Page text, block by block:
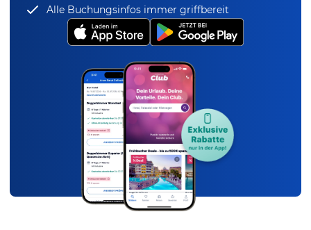
Alle Buchungsinfos immer griffbereit